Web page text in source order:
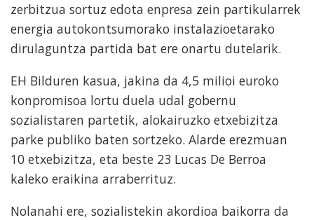
zerbitzua sortuz edota enpresa zein partikularrek
energia autokontsumorako instalazioetarako
dirulaguntza partida bat ere onartu dutelarik.
EH Bilduren kasua, jakina da 4,5 milioi euroko
konpromisoa lortu duela udal gobernu
sozialistaren partetik, alokairuzko etxebizitza
parke publiko baten sortzeko. Alarde erezmuan
10 etxebizitza, eta beste 23 Lucas De Berroa
kaleko eraikina arraberrituz.
Nolanahi ere, sozialistekin akordioa baikorra da